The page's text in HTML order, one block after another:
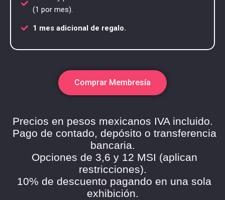
(1 por mes).
1 mes adicional de regalo.
Comprar Membresía
Precios en pesos mexicanos IVA incluido.
Pago de contado, depósito o transferencia
bancaria.
Opciones de 3,6 y 12 MSI (aplican
restricciones).
10% de descuento pagando en una sola
exhibición.